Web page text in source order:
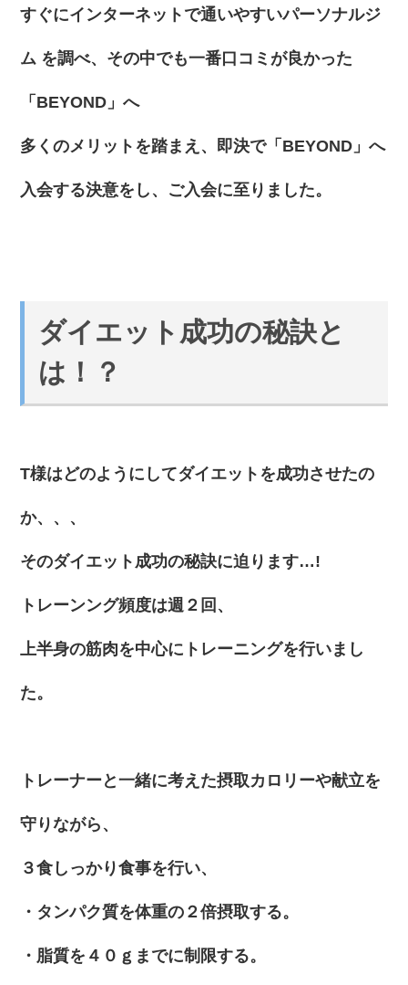
すぐにインターネットで通いやすいパーソナルジ
ム を調べ、 その中でも一番口コミが良かった
「BEYOND」へ
多くのメリットを踏まえ、即決で「BEYOND」へ
入会する決意をし、ご入会に至りました。
ダイエット成功の秘訣と
は！？
T様はどのようにしてダイエットを成功させたの
か、、、
そのダイエット成功の秘訣に迫ります…!
トレーンング頻度は週２回、
上半身の筋肉を中心にトレーニングを行いまし
た。
トレーナーと一緒に考えた摂取カロリーや献立を
守りながら、
３食しっかり食事を行い、
・タンパク質を体重の２倍摂取する。
・脂質を４０ｇまでに制限する。